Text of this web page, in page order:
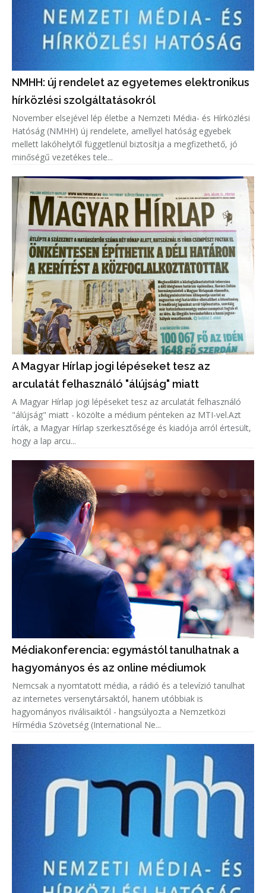
NMHH: új rendelet az egyetemes elektronikus
hírközlési szolgáltatásokról
November elsejével lép életbe a Nemzeti Média- és Hírközlési
Hatóság (NMHH) új rendelete, amellyel hatóság egyebek
mellett lakóhelytől függetlenül biztosítja a megfizethető, jó
minőségű vezetékes tele...
A Magyar Hírlap jogi lépéseket tesz az
arculatát felhasználó "álújság" miatt
A Magyar Hírlap jogi lépéseket tesz az arculatát felhasználó
"álújság" miatt - közölte a médium pénteken az MTI-vel.Azt
írták, a Magyar Hírlap szerkesztősége és kiadója arról értesült,
hogy a lap arcu...
Médiakonferencia: egymástól tanulhatnak a
hagyományos és az online médiumok
Nemcsak a nyomtatott média, a rádió és a televízió tanulhat
az internetes versenytársaktól, hanem utóbbiak is
hagyományos riválisaiktól - hangsúlyozta a Nemzetközi
Hírmédia Szövetség (International Ne...